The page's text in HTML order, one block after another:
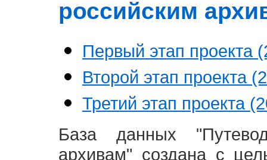
российским
Первый этап проекта
Второй этап проекта
Третий этап проекта
База данных
архивам" создана с